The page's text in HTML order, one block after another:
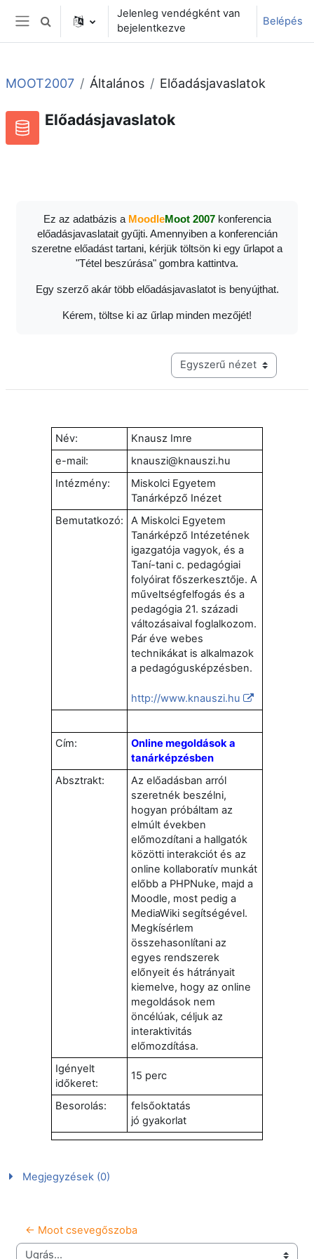
Tovább a fő tartalomhoz
Oldalpanel
Keresési bemeneti adatok váltása
Jelenleg vendégként van
bejelentkezve
Belépés
MOOT2007 Általános Előadásjavaslatok
Előadásjavaslatok
Ez az adatbázis a MoodleMoot 2007konferencia
előadásjavaslatait gyűjti. Amennyiben a konferencián
szeretne előadást tartani, kérjük töltsön ki egy űrlapot a
"Tétel beszúrása" gombra kattintva.
Egy szerző akár több előadásjavaslatot is benyújthat.
Kérem, töltse ki az űrlap minden mezőjét!
Harmadik szintű navigáció
Név:
Knausz Imre
e-mail:
knauszi@knauszi.hu
Intézmény:
Miskolci Egyetem
Tanárképző Inézet
Bemutatkozó:
A Miskolci Egyetem
Tanárképző Intézetének
igazgatója vagyok, és a
Taní-tani c. pedagógiai
folyóirat főszerkesztője. A
műveltségfelfogás és a
pedagógia 21. századi
változásaival foglalkozom.
Pár éve webes
technikákat is alkalmazok
a pedagógusképzésben.
http://www.knauszi.hu
Cím:
Online megoldások a
tanárképzésben
Absztrakt:
Az előadásban arról
szeretnék beszélni,
hogyan próbáltam az
elmúlt években
előmozdítani a hallgatók
közötti interakciót és az
online kollaboratív munkát
előbb a PHPNuke, majd a
Moodle, most pedig a
MediaWiki segítségével.
Megkísérlem
összehasonlítani az
egyes rendszerek
előnyeit és hátrányait
kiemelve, hogy az online
megoldások nem
öncélúak, céljuk az
interaktivitás
előmozdítása.
Igényelt
időkeret:
15 perc
Besorolás:
felsőoktatás
jó gyakorlat
Megjegyzések (0)
← Moot csevegőszoba